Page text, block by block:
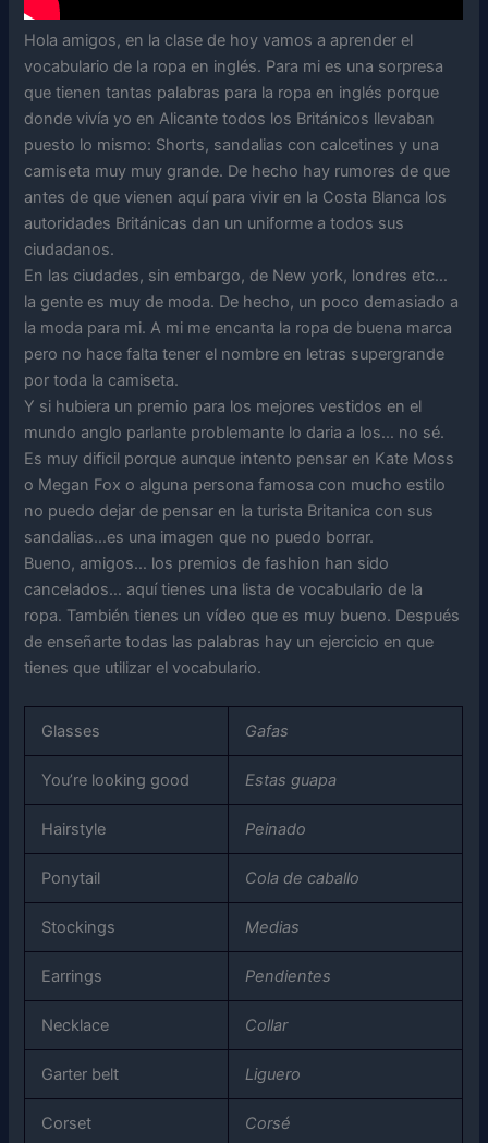
Hola amigos, en la clase de hoy vamos a aprender el
vocabulario de la ropa en inglés. Para mi es una sorpresa
que tienen tantas palabras para la ropa en inglés porque
donde vivía yo en Alicante todos los Británicos llevaban
puesto lo mismo: Shorts, sandalias con calcetines y una
camiseta muy muy grande. De hecho hay rumores de que
antes de que vienen aquí para vivir en la Costa Blanca los
autoridades Británicas dan un uniforme a todos sus
ciudadanos.
En las ciudades, sin embargo, de New york, londres etc…
la gente es muy de moda. De hecho, un poco demasiado a
la moda para mi. A mi me encanta la ropa de buena marca
pero no hace falta tener el nombre en letras supergrande
por toda la camiseta.
Y si hubiera un premio para los mejores vestidos en el
mundo anglo parlante problemante lo daria a los… no sé.
Es muy dificil porque aunque intento pensar en Kate Moss
o Megan Fox o alguna persona famosa con mucho estilo
no puedo dejar de pensar en la turista Britanica con sus
sandalias…es una imagen que no puedo borrar.
Bueno, amigos… los premios de fashion han sido
cancelados… aquí tienes una lista de vocabulario de la
ropa. También tienes un vídeo que es muy bueno. Después
de enseñarte todas las palabras hay un ejercicio en que
tienes que utilizar el vocabulario.
Glasses Gafas
You’re looking good Estas guapa
Hairstyle Peinado
Ponytail Cola de caballo
Stockings Medias
Earrings Pendientes
Necklace Collar
Garter belt Liguero
Corset Corsé